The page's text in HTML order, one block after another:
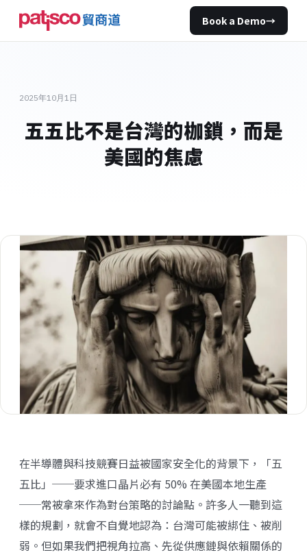
Book a Demo→
2025年10月1日
五五比不是台灣的枷鎖，而是
美國的焦慮
在半導體與科技競賽日益被國家安全化的背景下，「五
五比」──要求進口晶片必有 50% 在美國本地生產
──常被拿來作為對台策略的討論點。許多人一聽到這
樣的規劃，就會不自覺地認為：台灣可能被綁住、被削
弱。但如果我們把視角拉高、先從供應鏈與依賴關係的